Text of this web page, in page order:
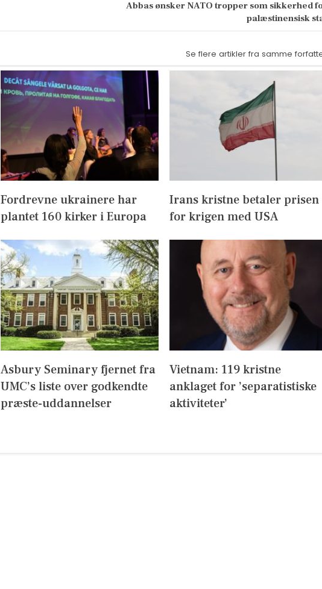
Abbas ønsker NATO tropper som sikkerhed
palæstinensisk
Se flere artikler fra samme
Fordrevne ukrainere har
plantet 160 kirker i Europa
Irans kristne betaler prisen
for krigen med USA
Asbury Seminary fjernet fra
UMC’s liste over godkendte
præste-uddannelser
Vietnam: 119 kristne
anklaget for ’separatistiske
aktiviteter’